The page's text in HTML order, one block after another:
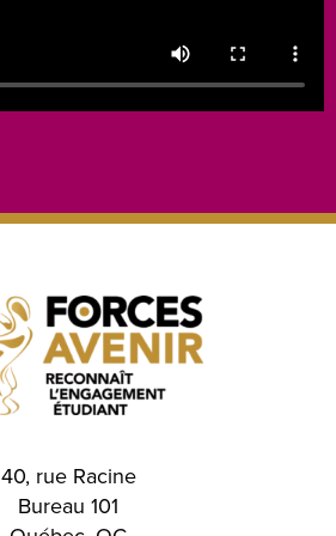
40, rue Racine
Bureau 101